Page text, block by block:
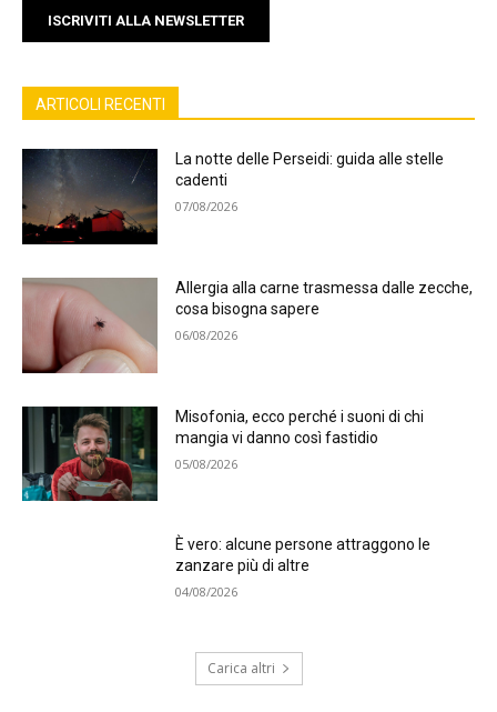
ISCRIVITI ALLA NEWSLETTER
ARTICOLI RECENTI
La notte delle Perseidi: guida alle stelle
cadenti
07/08/2026
Allergia alla carne trasmessa dalle zecche,
cosa bisogna sapere
06/08/2026
Misofonia, ecco perché i suoni di chi
mangia vi danno così fastidio
05/08/2026
È vero: alcune persone attraggono le
zanzare più di altre
04/08/2026
Carica altri